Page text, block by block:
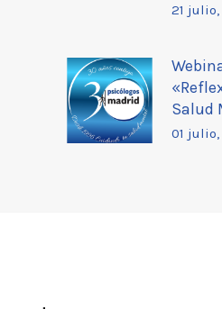
21
Salud
01